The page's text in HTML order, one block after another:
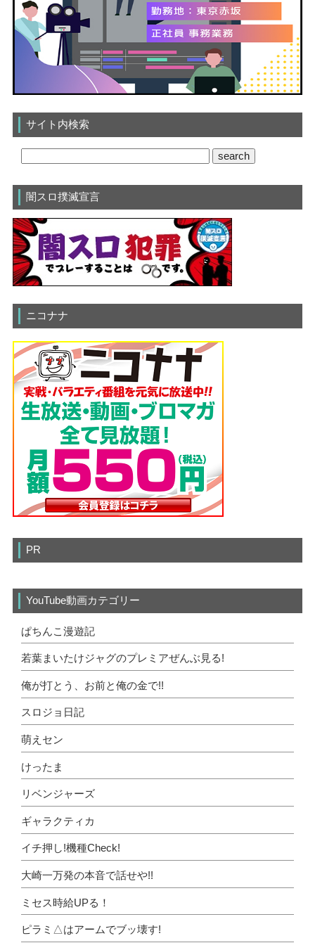
サイト内検索
闇スロ撲滅宣言
ニコナナ
PR
YouTube動画カテゴリー
ぱちんこ漫遊記
若葉まいたけジャグのプレミアぜんぶ見る!
俺が打とう、お前と俺の金で!!
スロジョ日記
萌えセン
けったま
リベンジャーズ
ギャラクティカ
イチ押し!機種Check!
大崎一万発の本音で話せや!!
ミセス時給UPる！
ピラミ△はアームでブッ壊す!